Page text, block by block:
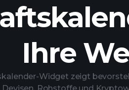
Ihre
Widget zeigt